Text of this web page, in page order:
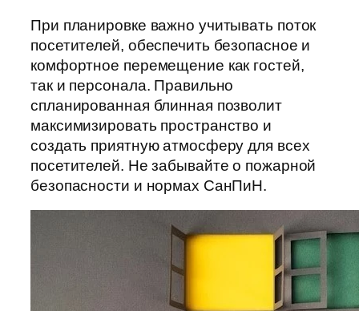
При планировке важно учитывать поток
посетителей, обеспечить безопасное и
комфортное перемещение как гостей,
так и персонала. Правильно
спланированная блинная позволит
максимизировать пространство и
создать приятную атмосферу для всех
посетителей. Не забывайте о пожарной
безопасности и нормах СанПиН.